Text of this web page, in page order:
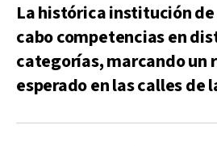
La histórica institución
cabo competencias en
categorías, marcando un
esperado en las calles de